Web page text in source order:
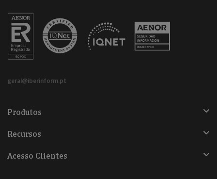
geral@iberinform.pt
Produtos
Recursos
Acesso Clientes